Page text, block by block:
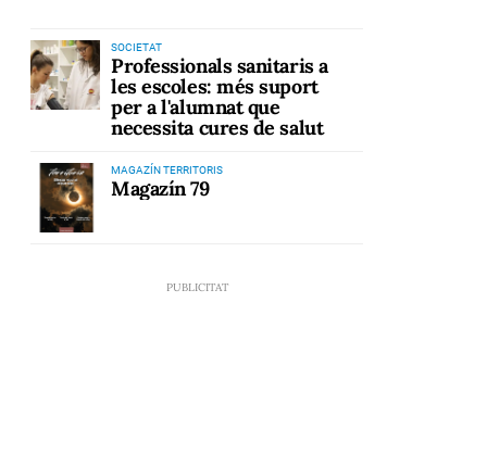
SOCIETAT
Professionals sanitaris a
les escoles: més suport
per a l'alumnat que
necessita cures de salut
MAGAZÍN TERRITORIS
Magazín 79